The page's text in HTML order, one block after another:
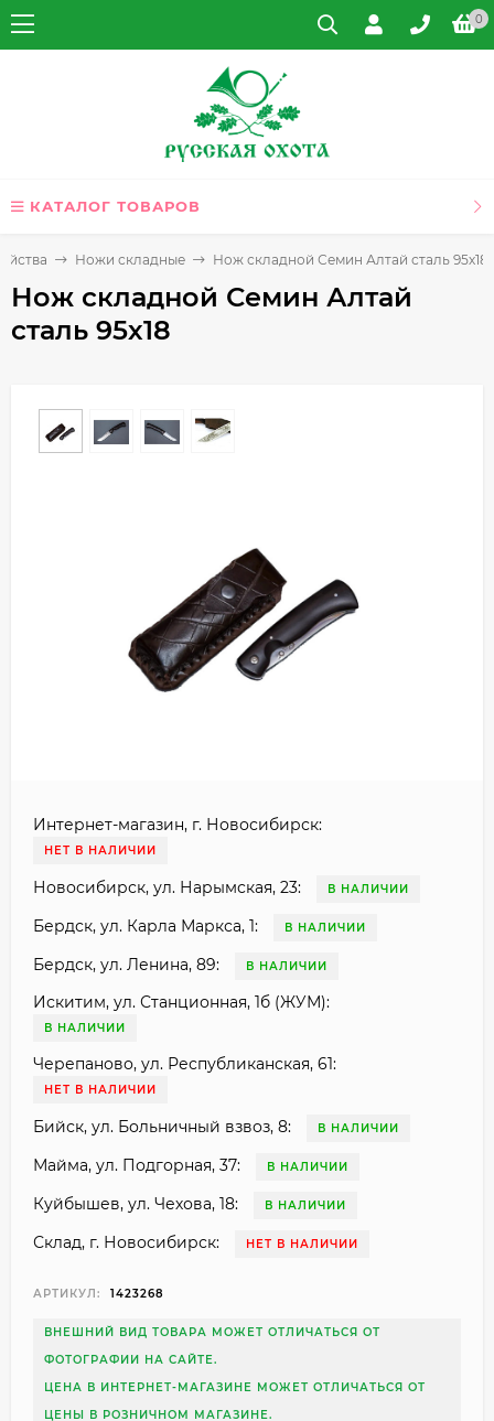
0
КАТАЛОГ ТОВАРОВ
Ножи складные Нож складной Семин Алтай сталь 95х18
Нож складной Семин Алтай
сталь 95х18
Интернет-магазин, г. Новосибирск:
НЕТ В НАЛИЧИИ
Новосибирск, ул. Нарымская, 23: В НАЛИЧИИ
Бердск, ул. Карла Маркса, 1: В НАЛИЧИИ
Бердск, ул. Ленина, 89: В НАЛИЧИИ
Искитим, ул. Станционная, 1б (ЖУМ):
В НАЛИЧИИ
Черепаново, ул. Республиканская, 61:
НЕТ В НАЛИЧИИ
Бийск, ул. Больничный взвоз, 8: В НАЛИЧИИ
Майма, ул. Подгорная, 37: В НАЛИЧИИ
Куйбышев, ул. Чехова, 18: В НАЛИЧИИ
Склад, г. Новосибирск: НЕТ В НАЛИЧИИ
АРТИКУЛ: 1423268
ВНЕШНИЙ ВИД ТОВАРА МОЖЕТ ОТЛИЧАТЬСЯ ОТ
ФОТОГРАФИИ НА САЙТЕ.
ЦЕНА В ИНТЕРНЕТ-МАГАЗИНЕ МОЖЕТ ОТЛИЧАТЬСЯ ОТ
ЦЕНЫ В РОЗНИЧНОМ МАГАЗИНЕ.